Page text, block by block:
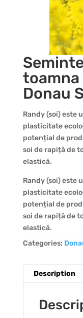
toamna
Donau
Randy (soi) este
plasticitate
potențial de
soi de rapiță de
elastică.
Randy (soi) este
plasticitate
potențial de
soi de rapiță de
elastică.
Categories:
Description